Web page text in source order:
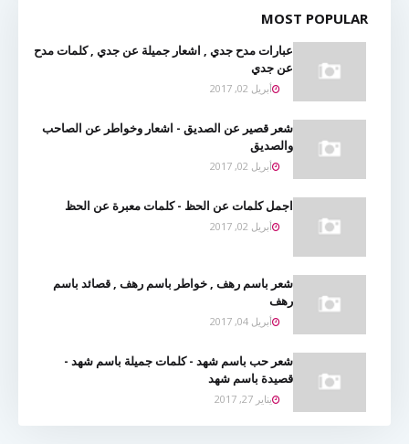
MOST POPULAR
عبارات مدح جدي , اشعار جميلة عن جدي , كلمات مدح
عن جدي
أبريل 02, 2017
شعر قصير عن الصديق - اشعار وخواطر عن الصاحب
والصديق
أبريل 02, 2017
اجمل كلمات عن الحظ - كلمات معبرة عن الحظ
أبريل 02, 2017
شعر باسم رهف , خواطر باسم رهف , قصائد باسم
رهف
أبريل 04, 2017
شعر حب باسم شهد - كلمات جميلة باسم شهد -
قصيدة باسم شهد
يناير 27, 2017